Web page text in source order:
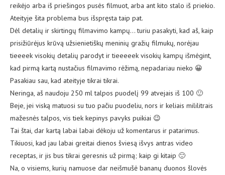
reikėjo arba iš priešingos pusės filmuot, arba ant kito stalo iš priekio.
Ateityje šita problema bus išspręsta taip pat.
Dėl detalių ir skirtingų filmavimo kampų… turiu pasakyti, kad aš, kaip
prisižiūrėjus krūvą užsienietiškų meninių gražių filmukų, norėjau
tieeeek visokių detalių parodyt ir tieeeeek visokių kampų išmėgint,
kad pirmą kartą nustačius filmavimo rėžimą, nepadariau nieko 😀
Pasakiau sau, kad ateityje tikrai tikrai.
Neringa, aš naudoju 250 ml talpos puodelį 99 atvejais iš 100 🙂
Beje, jei viską matuosi su tuo pačiu puodeliu, nors ir keliais mililitrais
mažesnės talpos, vis tiek kepinys pavyks puikiai 😉
Tai štai, dar kartą labai labai dėkoju už komentarus ir patarimus.
Tikiuosi, kad jau labai greitai dienos šviesą išvys antras video
receptas, ir jis bus tikrai geresnis už pirmą; kaip gi kitaip 🙂
Na, o visiems, kurių namuose dar neišmušė bananų duonos šlovės